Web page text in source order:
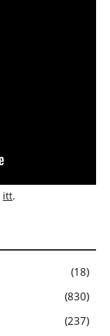
itt.
18
830
237